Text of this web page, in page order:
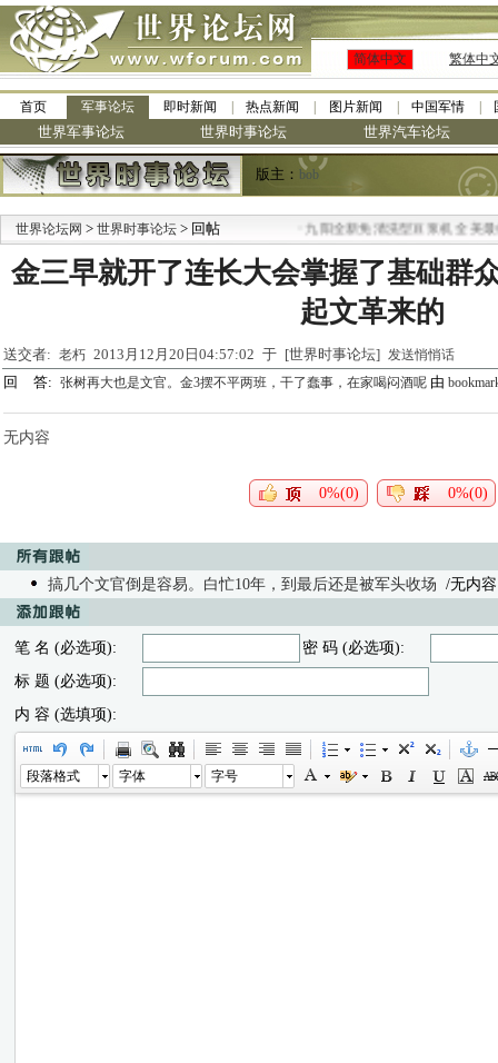
简体中文 繁体中
首页 军事论坛 即时新闻 热点新闻 图片新闻 中国军情
世界军事论坛 世界时事论坛 世界汽车论坛
版主： bob
世界论坛网 > 世界时事论坛 > 回帖 九阳全新免清洗型豆浆机 全美最低
金三早就开了连长大会掌握了基础群
起文革来的
送交者: 老朽 2013月12月20日04:57:02 于 [世界时事论坛] 发送悄悄话
回 答: 张树再大也是文官。金3摆不平两班，干了蠢事，在家喝闷酒呢 由
无内容
0%(0) 0%(0)
搞几个文官倒是容易。白忙10年，到最后还是被军头收场 /无内容
笔 名 (必选项):
密 码 (必选项):
标 题 (必选项):
内 容 (选填项):
段落格式 字体 字号